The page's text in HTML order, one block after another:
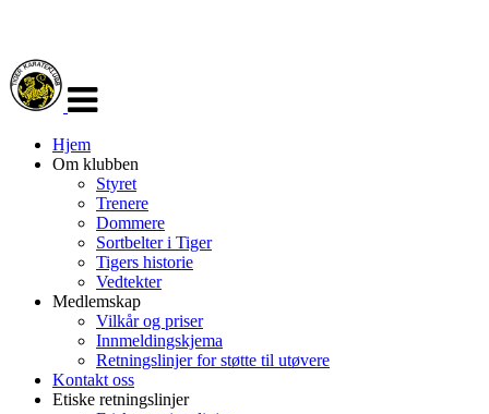
navigasjon
Hjem
Om klubben
Styret
Trenere
Dommere
Sortbelter i Tiger
Tigers historie
Vedtekter
Medlemskap
Vilkår og priser
Innmeldingskjema
Retningslinjer for støtte til utøvere
Kontakt oss
Etiske retningslinjer